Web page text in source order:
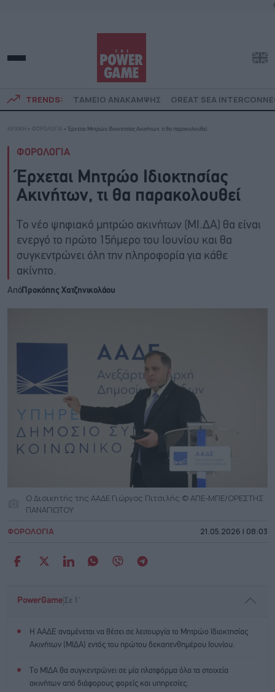
TRENDS: ΤΑΜΕΙΟ ΑΝΑΚΑΜΨΗΣ GREAT SEA
ΑΡΧΙΚΗ » ΦΟΡΟΛΟΓΙΑ » Έρχεται Μητρώο Ιδιοκτησίας Ακινήτων, τι θα παρακολουθεί
ΦΟΡΟΛΟΓΙΑ
Έρχεται Μητρώο Ιδιοκτησίας
Ακινήτων, τι θα παρακολουθεί
Το νέο ψηφιακό μητρώο ακινήτων (ΜΙ.ΔΑ) θα είναι
ενεργό το πρώτο 15ήμερο του Ιουνίου και θα
συγκεντρώνει όλη την πληροφορία για κάθε
ακίνητο.
ΑπόΠροκόπης Χατζηνικολάου
Ο Διοικητής της ΑΑΔΕ Γιώργος Πιτσιλής © ΑΠΕ-ΜΠΕ/ΟΡΕΣΤΗΣ
ΠΑΝΑΓΙΩΤΟΥ
ΦΟΡΟΛΟΓΙΑ 21.05.2026 | 08:03
PowerGame Σε 1'
Η ΑΑΔΕ αναμένεται να θέσει σε λειτουργία το Μητρώο Ιδιοκτησίας
Ακινήτων (ΜΙΔΑ) εντός του πρώτου δεκαπενθημέρου Ιουνίου.
Το ΜΙΔΑ θα συγκεντρώνει σε μία πλατφόρμα όλα τα στοιχεία
ακινήτων από διάφορους φορείς και υπηρεσίες.